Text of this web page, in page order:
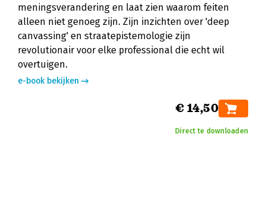
meningsverandering en laat zien waarom feiten
alleen niet genoeg zijn. Zijn inzichten over 'deep
canvassing' en straatepistemologie zijn
revolutionair voor elke professional die echt wil
overtuigen.
e-book bekijken
€ 14,50
Direct te downloaden